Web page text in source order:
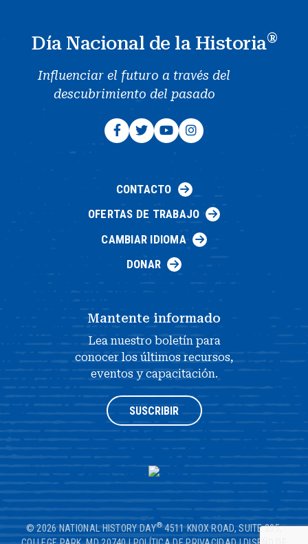
Día Nacional de la Historia®
Influenciar el futuro a través del
descubrimiento del pasado
CONTACTO
OFERTAS DE TRABAJO
CAMBIAR IDIOMA
DONAR
Mantente informado
Lea nuestro boletín para
conocer los últimos recursos,
eventos y capacitación.
SUSCRIBIR
© 2026 NATIONAL HISTORY DAY® 4511 KNOX ROAD, SUITE 205,